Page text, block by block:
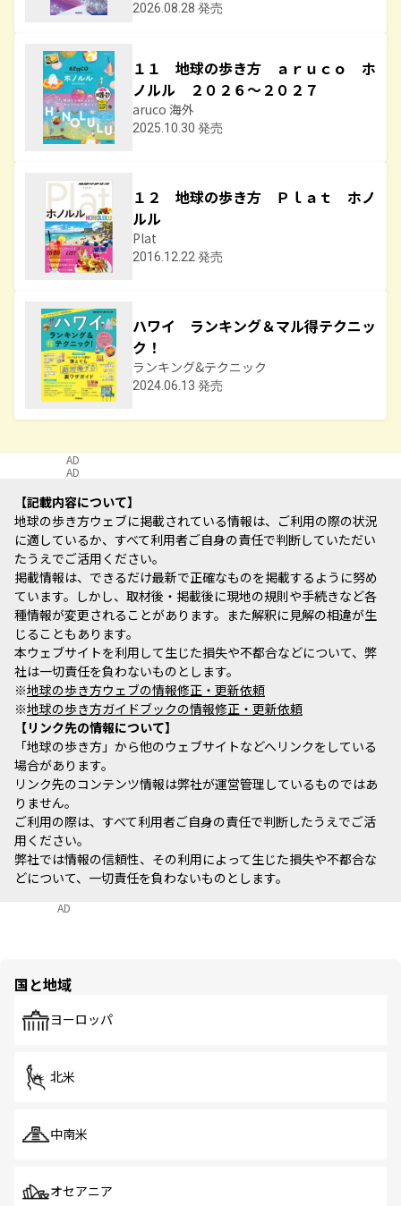
2026.08.28 発売
１１ 地球の歩き方 ａｒｕｃｏ ホ
ノルル ２０２６～２０２７
aruco 海外
2025.10.30 発売
１２ 地球の歩き方 Ｐｌａｔ ホノ
ルル
Plat
2016.12.22 発売
ハワイ ランキング＆マル得テクニッ
ク！
ランキング&テクニック
2024.06.13 発売
AD
AD
記載内容について
地球の歩き方ウェブに掲載されている情報は、ご利用の際の状況
に適しているか、すべて利用者ご自身の責任で判断していただい
たうえでご活用ください。
掲載情報は、できるだけ最新で正確なものを掲載するように努め
ています。しかし、取材後・掲載後に現地の規則や手続きなど各
種情報が変更されることがあります。また解釈に見解の相違が生
じることもあります。
本ウェブサイトを利用して生じた損失や不都合などについて、弊
社は一切責任を負わないものとします。
※地球の歩き方ウェブの情報修正・更新依頼
※地球の歩き方ガイドブックの情報修正・更新依頼
リンク先の情報について
「地球の歩き方」から他のウェブサイトなどへリンクをしている
場合があります。
リンク先のコンテンツ情報は弊社が運営管理しているものではあ
りません。
ご利用の際は、すべて利用者ご自身の責任で判断したうえでご活
用ください。
弊社では情報の信頼性、その利用によって生じた損失や不都合な
どについて、一切責任を負わないものとします。
AD
国と地域
ヨーロッパ
北米
中南米
オセアニア